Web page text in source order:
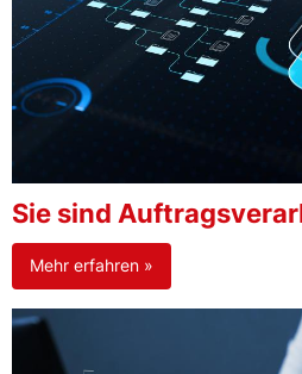
Sie sind
Mehr erfahren »